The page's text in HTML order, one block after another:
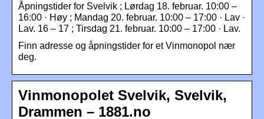
Åpningstider for Svelvik ; Lørdag 18. februar. 10:00 –
16:00 · Høy ; Mandag 20. februar. 10:00 – 17:00 · Lav ·
Lav. 16 – 17 ; Tirsdag 21. februar. 10:00 – 17:00 · Lav.
Finn adresse og åpningstider for et Vinmonopol nær
deg.
Vinmonopolet Svelvik, Svelvik,
Drammen – 1881.no